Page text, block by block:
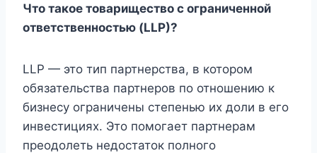
Что такое товарищество с ограниченной
ответственностью (LLP)?
LLP — это тип партнерства, в котором
обязательства партнеров по отношению к
бизнесу ограничены степенью их доли в его
инвестициях. Это помогает партнерам
преодолеть недостаток полного